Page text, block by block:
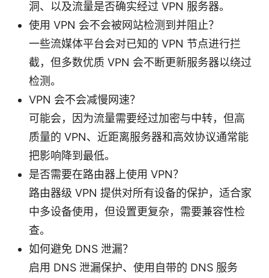
洞、以及流量是否确实经过 VPN 服务器。
使用 VPN 会不会被网站检测到并阻止？
一些流媒体平台会对已知的 VPN 节点进行拦
截，但多数优质 VPN 会不断更新服务器以绕过
检测。
VPN 会不会减慢网速？
可能会，因为流量需要经过加密与中转，但高
质量的 VPN、近距离服务器和高效协议通常能
把影响降到最低。
是否需要在路由器上使用 VPN？
路由器级 VPN 提供对所有设备的保护，适合家
中多设备使用，但设置更复杂，需要兼容性检
查。
如何避免 DNS 泄漏？
启用 DNS 泄漏保护、使用自带的 DNS 服务